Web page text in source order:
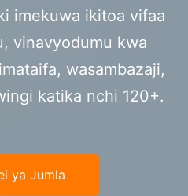
imekuwa ikitoa vifaa
vinavyodumu kwa
wasambazaji,
katika nchi 120+.
ya Jumla